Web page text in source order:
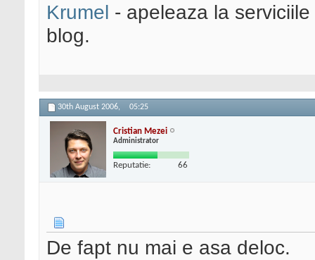
Krumel - apeleaza la
blog.
30th August 2006, 05:25
Cristian Mezei
Administrator
Reputatie: 66
De fapt nu mai e asa deloc.